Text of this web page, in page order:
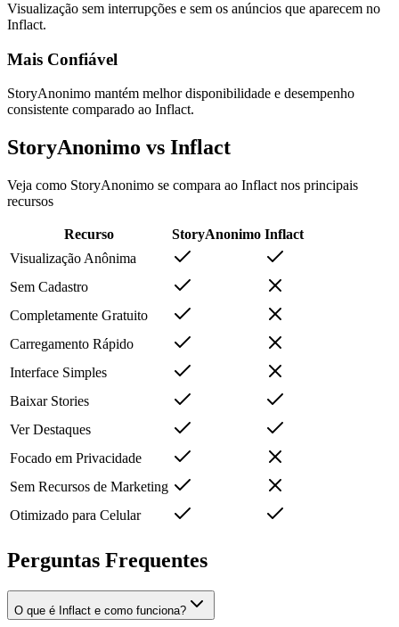
Visualização sem interrupções e sem os anúncios que aparecem no
Inflact.
Mais Confiável
StoryAnonimo mantém melhor disponibilidade e desempenho
consistente comparado ao Inflact.
StoryAnonimo vs Inflact
Veja como StoryAnonimo se compara ao Inflact nos principais
recursos
Recurso StoryAnonimo Inflact
Visualização Anônima
Sem Cadastro
Completamente Gratuito
Carregamento Rápido
Interface Simples
Baixar Stories
Ver Destaques
Focado em Privacidade
Sem Recursos de Marketing
Otimizado para Celular
Perguntas Frequentes
O que é Inflact e como funciona?